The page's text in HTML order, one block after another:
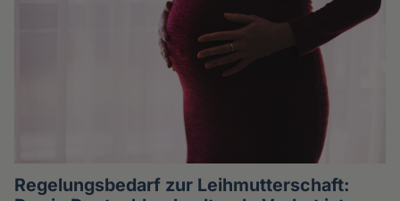
Regelungsbedarf zur Leihmutterschaft: